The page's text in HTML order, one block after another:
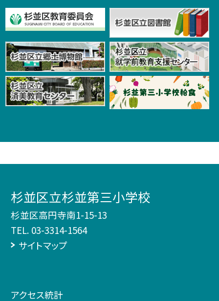
杉並区立杉並第三小学校
杉並区高円寺南1-15-13
TEL. 03-3314-1564
サイトマップ
アクセス統計